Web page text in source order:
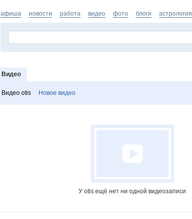
афиша новости работа видео фото блоги астрология
Видео
Видео otis Новое видео
У otis ещё нет ни одной видеозаписи